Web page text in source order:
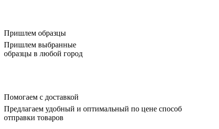
Пришлем образцы
Пришлем выбранные
образцы в любой город
Помогаем с доставкой
Предлагаем удобный и оптимальный по цене способ
отправки товаров